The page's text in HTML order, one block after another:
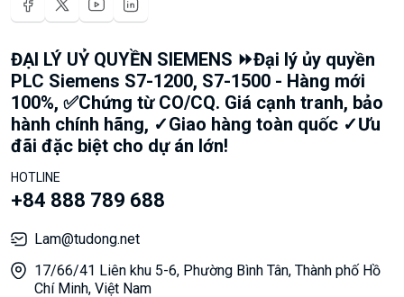
ĐẠI LÝ UỶ QUYỀN SIEMENS ⏩Đại lý ủy quyền
PLC Siemens S7-1200, S7-1500 - Hàng mới
100%, ✅Chứng từ CO/CQ. Giá cạnh tranh, bảo
hành chính hãng, ✓Giao hàng toàn quốc ✓Ưu
đãi đặc biệt cho dự án lớn!
HOTLINE
+84 888 789 688
Lam@tudong.net
17/66/41 Liên khu 5-6, Phường Bình Tân, Thành phố Hồ
Chí Minh, Việt Nam